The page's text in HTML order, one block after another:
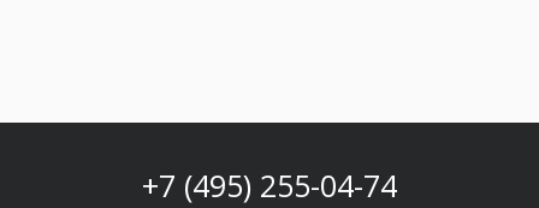
+7 (495) 255-04-74